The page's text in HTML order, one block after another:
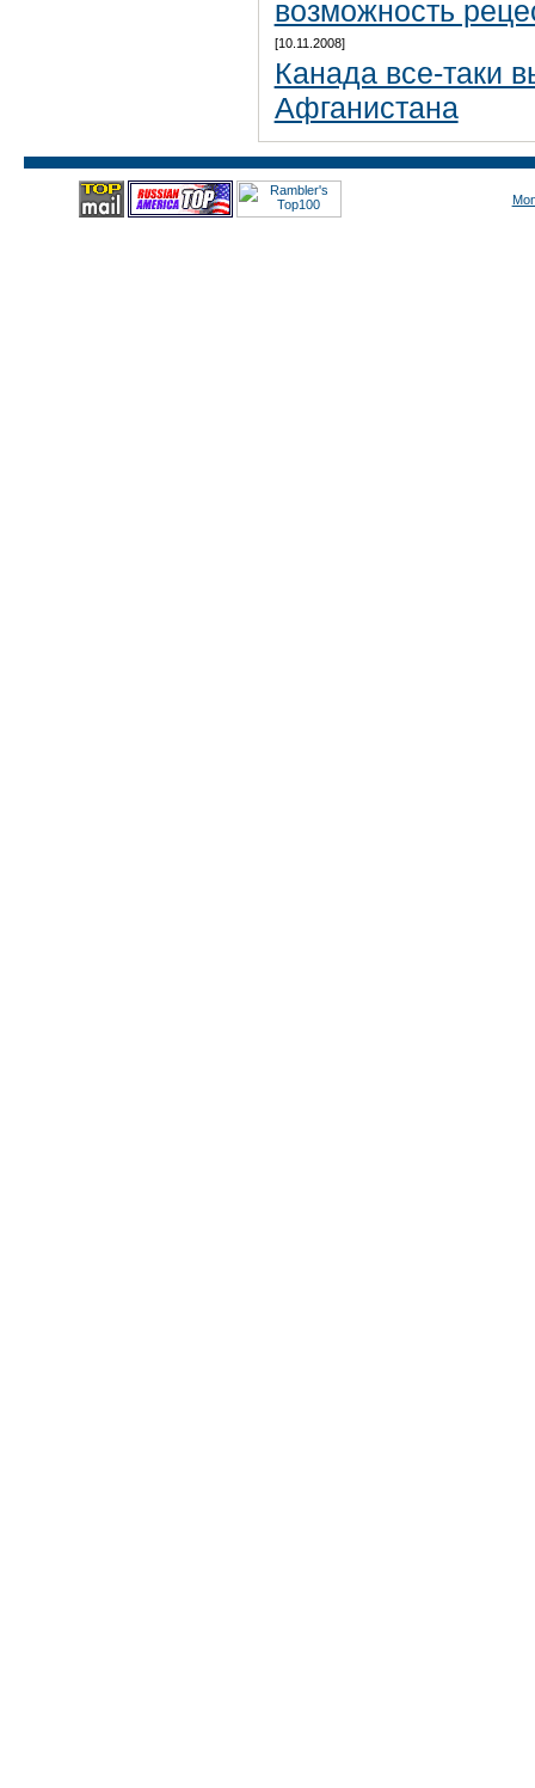
возможность
[10.11.2008]
Канада все-таки
Афганистана